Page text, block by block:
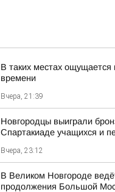
В таких местах
времени
Вчера, 21:39
Новгородцы выиграли
Спартакиаде учащихся и
Вчера, 23:12
В Великом Новгороде
продолжения Большой